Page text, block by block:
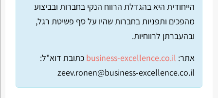
הייחודית היא בהגדלת הרווח הנקי בחברות ובביצוע
מהפכים ותפניות בחברות שהיו על סף פשיטת רגל,
ובהעברתן לרווחיות.
אתר: business-excellence.co.il כתובת דוא"ל:
zeev.ronen@business-excellence.co.il